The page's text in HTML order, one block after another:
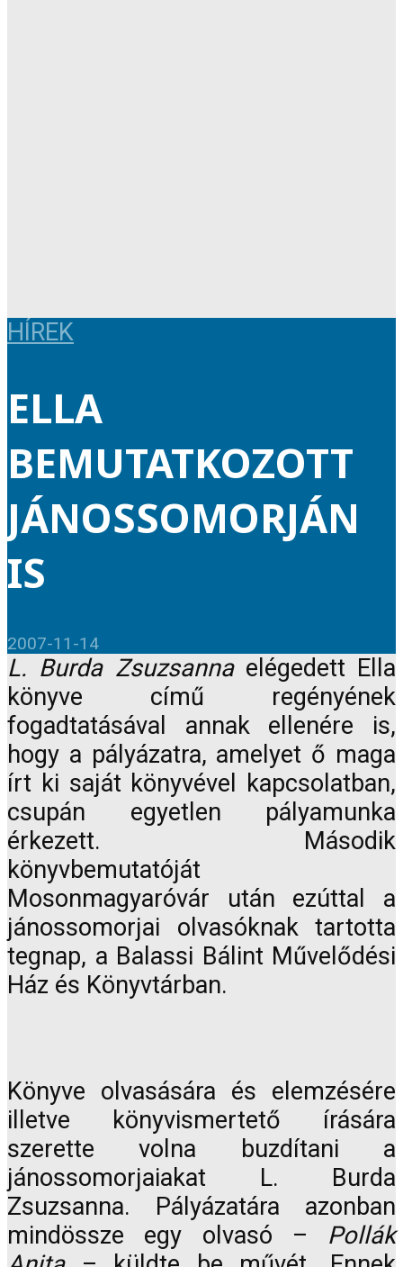
HÍREK
ELLA
BEMUTATKOZOTT
JÁNOSSOMORJÁN
IS
2007-11-14
L. Burda Zsuzsannaelégedett Ella
könyve című regényének
fogadtatásával annak ellenére is,
hogy a pályázatra, amelyet ő maga
írt ki saját könyvével kapcsolatban,
csupán egyetlen pályamunka
érkezett. Második
könyvbemutatóját
Mosonmagyaróvár után ezúttal a
jánossomorjai olvasóknak tartotta
tegnap, a Balassi Bálint Művelődési
Ház és Könyvtárban.
Könyve olvasására és elemzésére
illetve könyvismertető írására
szerette volna buzdítani a
jánossomorjaiakat L. Burda
Zsuzsanna. Pályázatára azonban
mindössze egy olvasó – Pollák